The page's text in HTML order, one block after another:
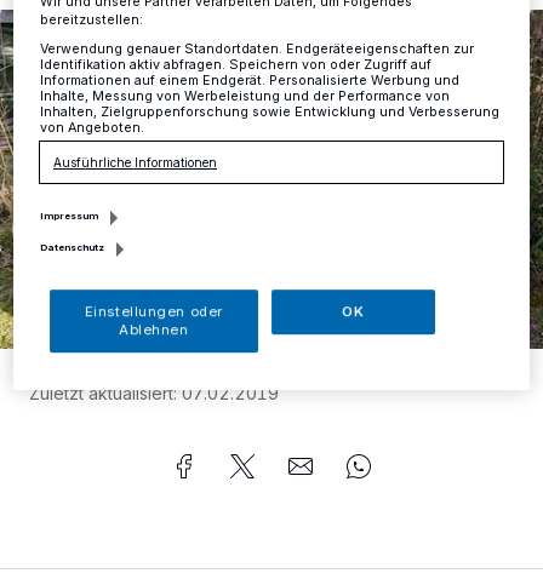
Zuletzt aktualisiert: 07.02.2019
bereitzustellen:
Verwendung genauer Standortdaten. Endgeräteeigenschaften zur
Identifikation aktiv abfragen. Speichern von oder Zugriff auf
Informationen auf einem Endgerät. Personalisierte Werbung und
Inhalte, Messung von Werbeleistung und der Performance von
Inhalten, Zielgruppenforschung sowie Entwicklung und Verbesserung
von Angeboten.
Ausführliche Informationen
Impressum
Datenschutz
Einstellungen oder
Ablehnen
OK